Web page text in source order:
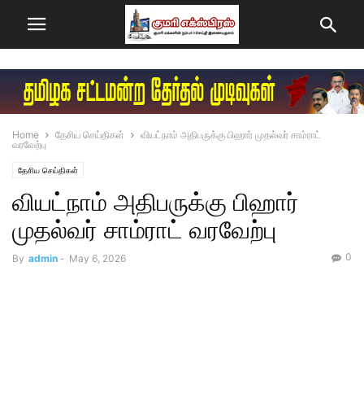
Home தேசிய செய்திகள்
வியட்நாம் அதிபருக்கு பிஹார் முதல்வர் சாம்ராட்
வரவேற்பு
தேசிய செய்திகள்
வியட்நாம் அதிபருக்கு பிஹார்
முதல்வர் சாம்ராட் வரவேற்பு
By admin - May 6, 2026 0